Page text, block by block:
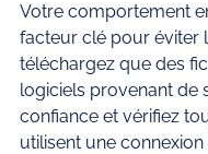
Votre comportement
facteur clé pour éviter
téléchargez que des
logiciels provenant de
confiance et vérifiez
utilisent une